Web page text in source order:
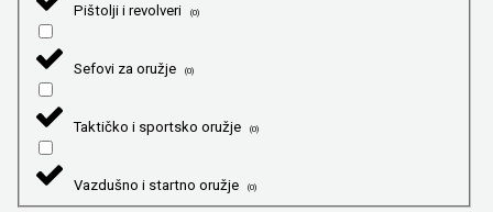
Pištolji i revolveri (0)
Sefovi za oružje (0)
Taktičko i sportsko oružje (0)
Vazdušno i startno oružje (0)